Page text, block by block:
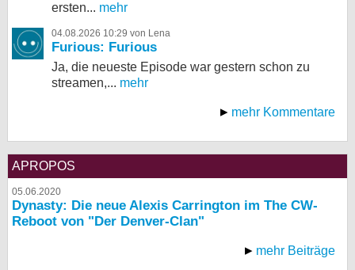
ersten... mehr
04.08.2026 10:29 von Lena
Furious: Furious
Ja, die neueste Episode war gestern schon zu
streamen,... mehr
mehr Kommentare
APROPOS
05.06.2020
Dynasty: Die neue Alexis Carrington im The CW-
Reboot von "Der Denver-Clan"
mehr Beiträge